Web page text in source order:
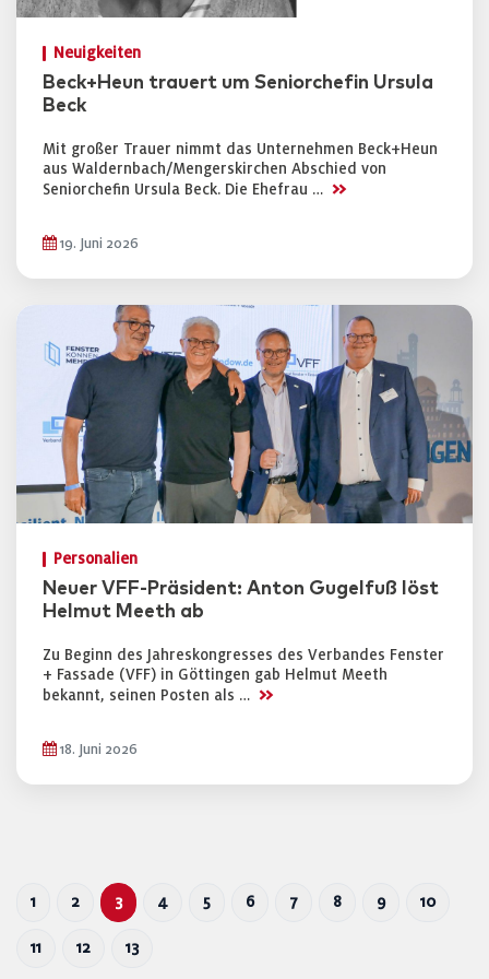
Neuigkeiten
Beck+Heun trauert um Seniorchefin Ursula
Beck
Mit großer Trauer nimmt das Unternehmen Beck+Heun
aus Waldernbach/Mengerskirchen Abschied von
Seniorchefin Ursula Beck. Die Ehefrau … >>
19. Juni 2026
Personalien
Neuer VFF-Präsident: Anton Gugelfuß löst
Helmut Meeth ab
Zu Beginn des Jahreskongresses des Verbandes Fenster
+ Fassade (VFF) in Göttingen gab Helmut Meeth
bekannt, seinen Posten als … >>
18. Juni 2026
1 2 3 4 5 6 7 8 9 10
11 12 13